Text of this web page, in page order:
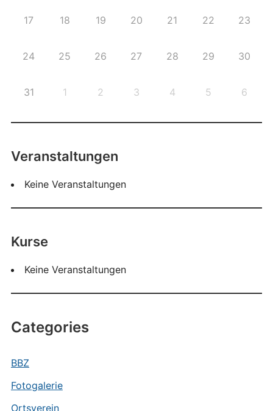
17 18 19 20 21 22 23
24 25 26 27 28 29 30
31 1 2 3 4 5 6
Veranstaltungen
Keine Veranstaltungen
Kurse
Keine Veranstaltungen
Categories
BBZ
Fotogalerie
Ortsverein